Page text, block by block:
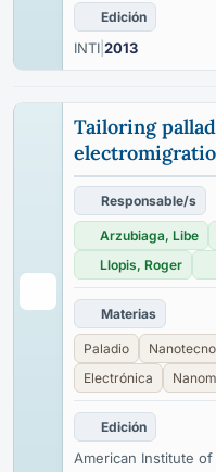
Edición
INTI 2013
Tailoring
Responsable/s
Arzubiaga, Libe
Llopis, Roger
Materias
Paladio
Electrónica
Edición
American Institute of